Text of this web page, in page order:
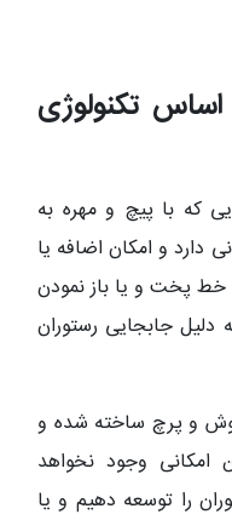
تکنولوژی
که با پیچ و مهره به
دارد و امکان اضافه یا
پخت و یا باز نمودن
جابجایی رستوران
و پرچ ساخته شده و
وجود نخواهد
را توسعه دهیم و یا